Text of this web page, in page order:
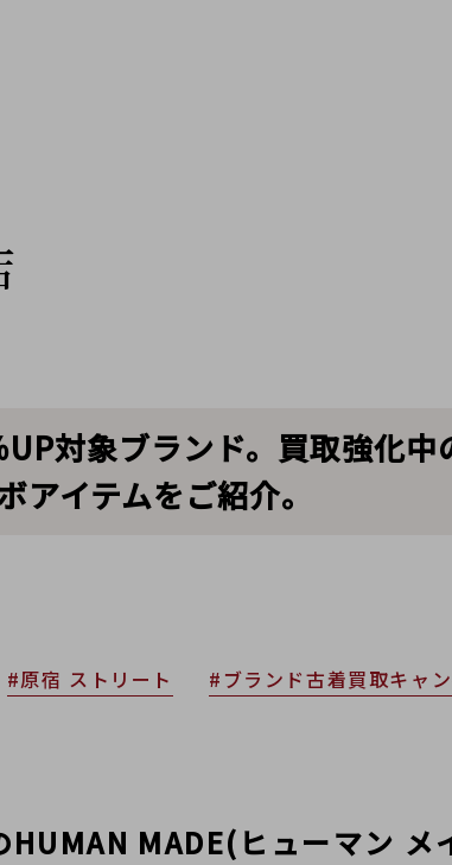
UP対象ブランド。買取強化
アイテムをご紹介。
#原宿 ストリート #ブランド古着買取キャ
MADE(ヒューマン メ